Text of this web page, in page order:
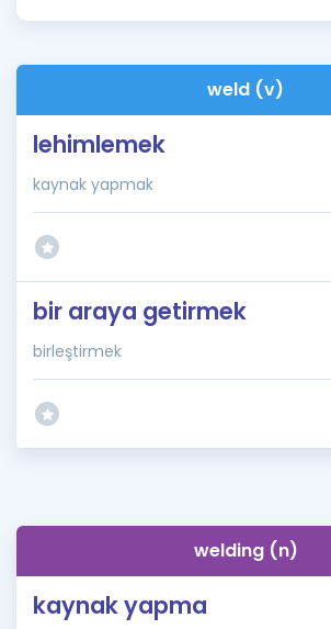
İngilizce Gramer
weld (v)
lehimlemek
kaynak yapmak
bir araya getirmek
birleştirmek
welding (n)
kaynak yapma